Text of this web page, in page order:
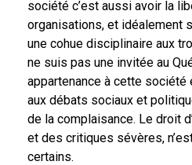
société c’est aussi avoir la
organisations, et idéalement
une cohue disciplinaire aux
ne suis pas une invitée au
appartenance à cette société
aux débats sociaux et
de la complaisance. Le droit
et des critiques sévères,
certains.